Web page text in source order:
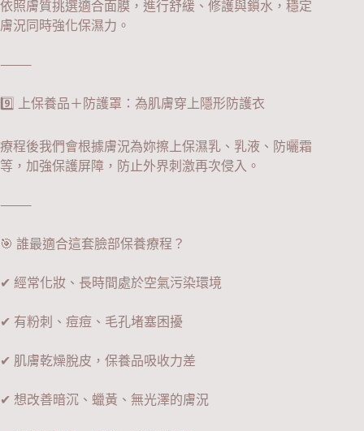
依照膚質挑選適合面膜，進行舒緩、修護與鎖水，穩定
膚況同時強化保濕力。
⸻
9️⃣ 上保養品＋防護罩：為肌膚穿上隱形防護衣
療程後我們會根據膚況為妳擦上保濕乳、乳液、防曬霜
等，加強保護屏障，防止外界刺激再次侵入。
⸻
🎯 誰最適合這套臉部保養療程？
✔ 經常化妝、長時間處於空氣污染環境
✔ 有粉刺、痘痘、毛孔堵塞困擾
✔ 肌膚乾燥脫皮，保養品吸收力差
✔ 想改善暗沉、蠟黃、無光澤的膚況